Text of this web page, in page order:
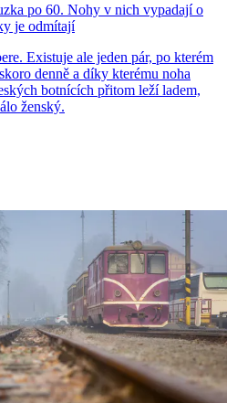
po 60. Nohy v nich vypadají o
je odmítají
Existuje ale jeden pár, po kterém
denně a díky kterému noha
botnících přitom leží ladem,
ženský.